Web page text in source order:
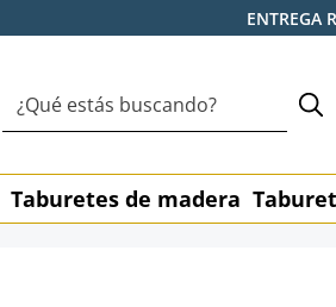
ENTREGA
Taburetes de madera